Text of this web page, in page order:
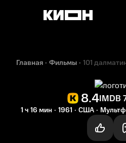
Главная Фильмы 101
8.4IMDB
1 ч 16 мин 1961 США